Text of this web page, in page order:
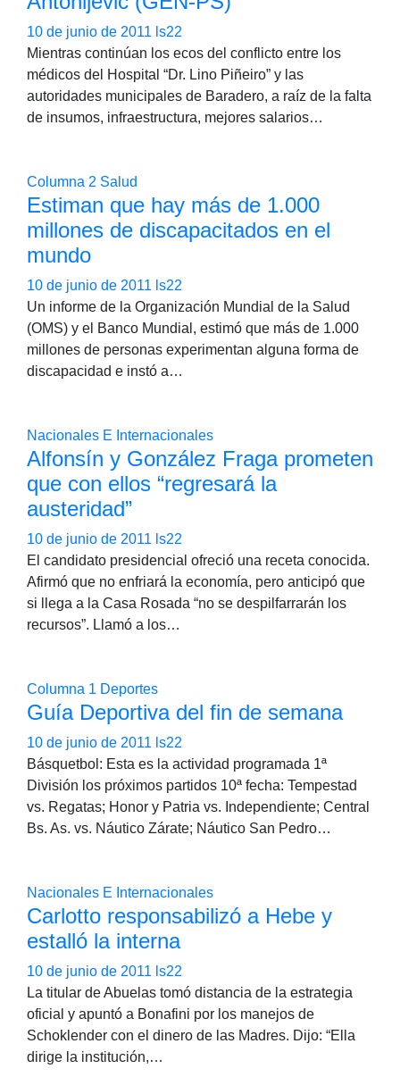
10 de junio de 2011 ls22
Mientras continúan los ecos del conflicto entre los
médicos del Hospital “Dr. Lino Piñeiro” y las
autoridades municipales de Baradero, a raíz de la falta
de insumos, infraestructura, mejores salarios…
Columna 2 Salud
Estiman que hay más de 1.000
millones de discapacitados en el
mundo
10 de junio de 2011 ls22
Un informe de la Organización Mundial de la Salud
(OMS) y el Banco Mundial, estimó que más de 1.000
millones de personas experimentan alguna forma de
discapacidad e instó a…
Nacionales E Internacionales
Alfonsín y González Fraga prometen
que con ellos “regresará la
austeridad”
10 de junio de 2011 ls22
El candidato presidencial ofreció una receta conocida.
Afirmó que no enfriará la economía, pero anticipó que
si llega a la Casa Rosada “no se despilfarrarán los
recursos”. Llamó a los…
Columna 1 Deportes
Guía Deportiva del fin de semana
10 de junio de 2011 ls22
Básquetbol: Esta es la actividad programada 1ª
División los próximos partidos 10ª fecha: Tempestad
vs. Regatas; Honor y Patria vs. Independiente; Central
Bs. As. vs. Náutico Zárate; Náutico San Pedro…
Nacionales E Internacionales
Carlotto responsabilizó a Hebe y
estalló la interna
10 de junio de 2011 ls22
La titular de Abuelas tomó distancia de la estrategia
oficial y apuntó a Bonafini por los manejos de
Schoklender con el dinero de las Madres. Dijo: “Ella
dirige la institución,…